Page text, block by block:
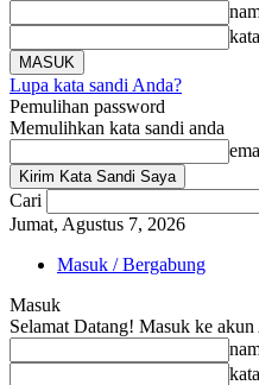
Lupa kata sandi Anda?
Pemulihan password
Memulihkan kata sandi anda
Cari
Jumat, Agustus 7, 2026
Masuk / Bergabung
Masuk
Selamat Datang! Masuk ke akun